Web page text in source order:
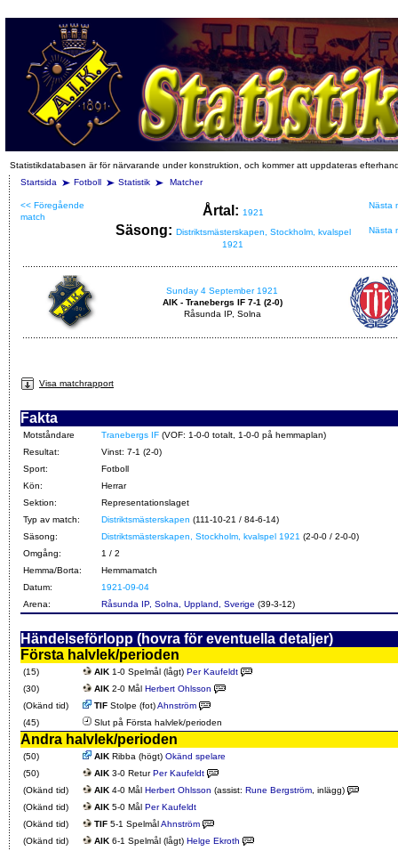
Statistikdatabasen är för närvarande under konstruktion, och kommer att uppdateras
Startsida
Fotboll Statistik Matcher
<< Föregående
match
Årtal: 1921
Nästa
Säsong: Distriktsmästerskapen, Stockholm, kvalspel
1921
Nästa
Sunday 4 September 1921
AIK - Tranebergs IF 7-1 (2-0)
Råsunda IP, Solna
Visa matchrapport
Fakta
Motståndare Tranebergs IF (VOF: 1-0-0 totalt, 1-0-0 på hemmaplan)
Resultat:
Vinst: 7-1 (2-0)
Sport:
Fotboll
Kön:
Herrar
Sektion:
Representationslaget
Typ av match:
Distriktsmästerskapen (111-10-21 / 84-6-14)
Säsong:
Distriktsmästerskapen, Stockholm, kvalspel 1921 (2-0-0 / 2-0-0)
Omgång:
1 / 2
Hemma/Borta:
Hemmamatch
Datum:
1921-09-04
Arena:
Råsunda IP, Solna, Uppland, Sverige (39-3-12)
Händelseförlopp (hovra för eventuella detaljer)
Första halvlek/perioden
(15) AIK 1-0 Spelmål (lågt) Per Kaufeldt
(30)
AIK 2-0 Mål Herbert Ohlsson
(Okänd tid)
TIF Stolpe (fot)Ahnström
(45)
Slut på Första halvlek/perioden
Andra halvlek/perioden
(50) AIK Ribba (högt) Okänd spelare
(50)
AIK 3-0 ReturPer Kaufeldt
(Okänd tid)
AIK 4-0 Mål Herbert Ohlsson (assist: Rune Bergström , inlägg)
(Okänd tid)
AIK 5-0 Mål Per Kaufeldt
(Okänd tid)
TIF 5-1 SpelmålAhnström
(Okänd tid)
AIK 6-1 Spelmål (lågt) Helge Ekroth